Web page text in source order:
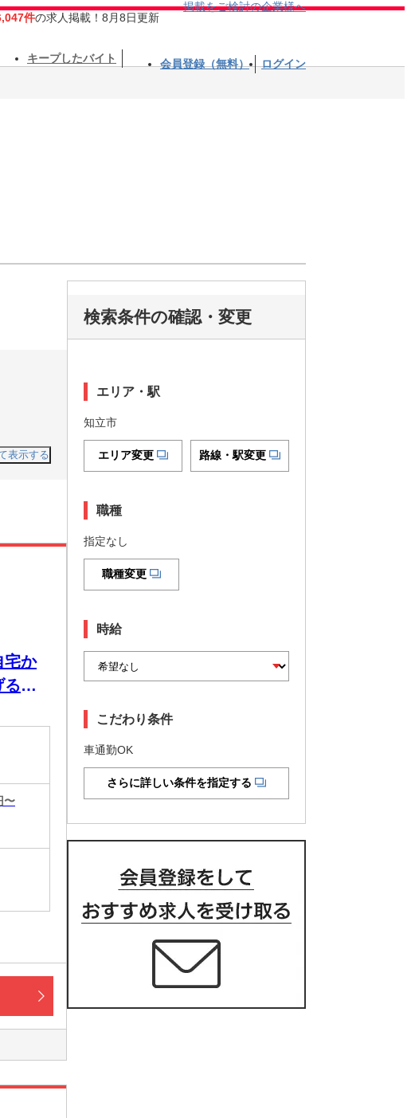
件の求人掲載！8月8日更新
掲載をご検討の企業様へ
キープしたバイト 会員登録（無料） ログイン
表示する
宅か
／
〜
検索条件の確認・変更
エリア・駅
知立市
エリア変更 路線・駅変更
職種
指定なし
職種変更
時給
こだわり条件
車通勤OK
さらに詳しい条件を指定する